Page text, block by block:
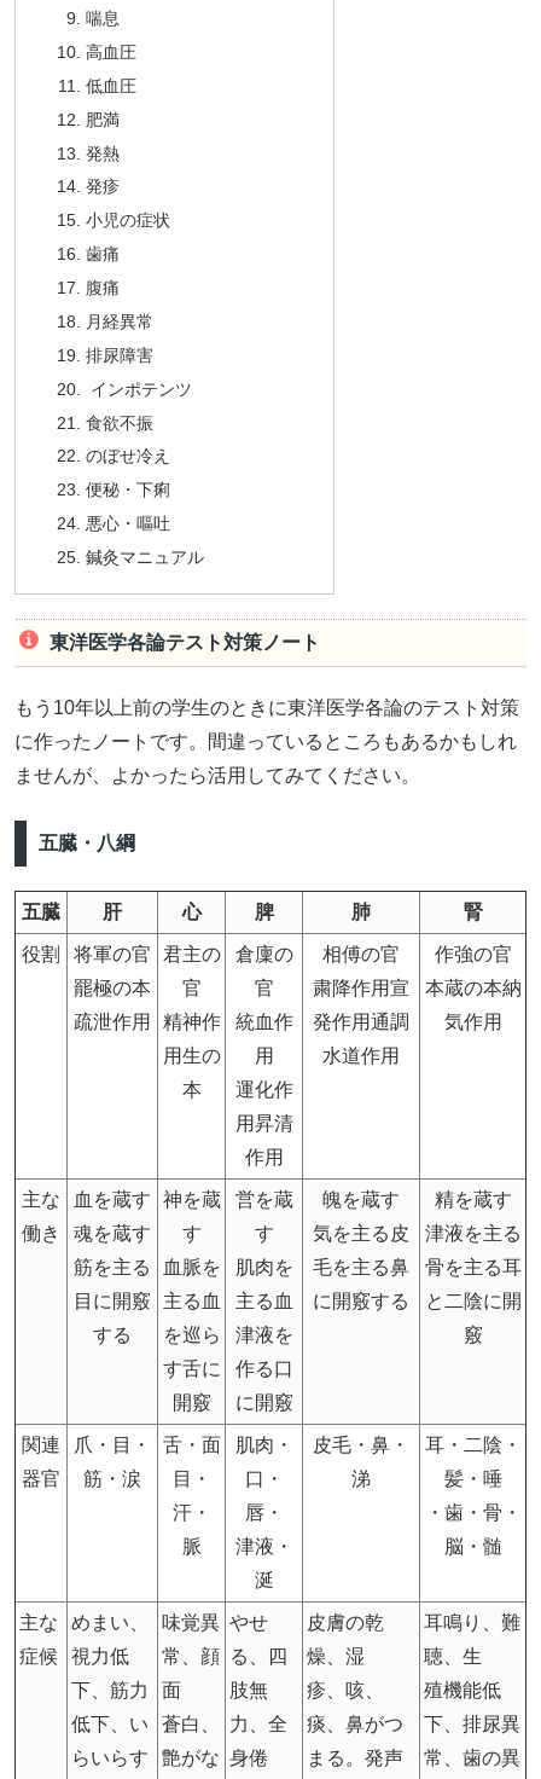
喘息
高血圧
低血圧
肥満
発熱
発疹
小児の症状
歯痛
腹痛
月経異常
排尿障害
インポテンツ
食欲不振
のぼせ冷え
便秘・下痢
悪心・嘔吐
鍼灸マニュアル
東洋医学各論テスト対策ノート
もう10年以上前の学生のときに東洋医学各論のテスト対策
に作ったノートです。間違っているところもあるかもしれ
ませんが、よかったら活用してみてください。
五臓・八綱
五臓 肝 心 脾 肺 腎
役割
将軍の官
罷極の本
疏泄作用
君主の
官
精神作
用生の
本
倉廩の
官
統血作
用
運化作
用昇清
作用
相傅の官
粛降作用宣
発作用通調
水道作用
作強の官
本蔵の本納
気作用
主な
働き
血を蔵す
魂を蔵す
筋を主る
目に開竅
する
神を蔵
す
血脈を
主る血
を巡ら
す舌に
開竅
営を蔵
す
肌肉を
主る血
津液を
作る口
に開竅
魄を蔵す
気を主る皮
毛を主る鼻
に開竅する
精を蔵す
津液を主る
骨を主る耳
と二陰に開
竅
関連
器官
爪・目・
筋・涙
舌・面
目・
汗・
脈
肌肉・
口・
唇・
津液・
涎
皮毛・鼻・
涕
耳・二陰・
髪・唾
・歯・骨・
脳・髄
主な
症候
めまい、
視力低
下、筋力
低下、い
らいらす
味覚異
常、顔
面
蒼白、
艶がな
やせ
る、四
肢無
力、全
身倦
皮膚の乾
燥、湿
疹、咳、
痰、鼻がつ
まる。発声
耳鳴り、難
聴、生
殖機能低
下、排尿異
常、歯の異